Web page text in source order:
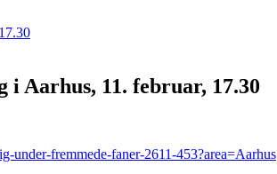
i Aarhus, 11. februar, 17.30
under-fremmede-faner-2611-453?area=Aarhus